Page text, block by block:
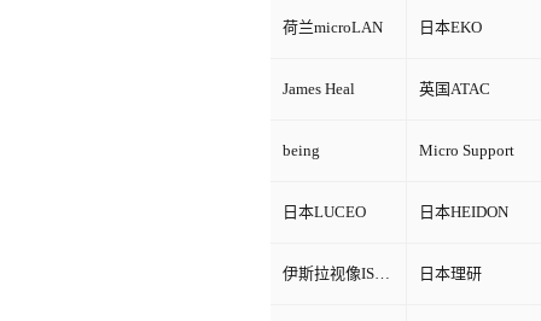
荷兰microLAN 日本EKO
James Heal 英国ATAC
being Micro Support
日本LUCEO 日本HEIDON
伊斯拉视像ISRA VISION 日本理研